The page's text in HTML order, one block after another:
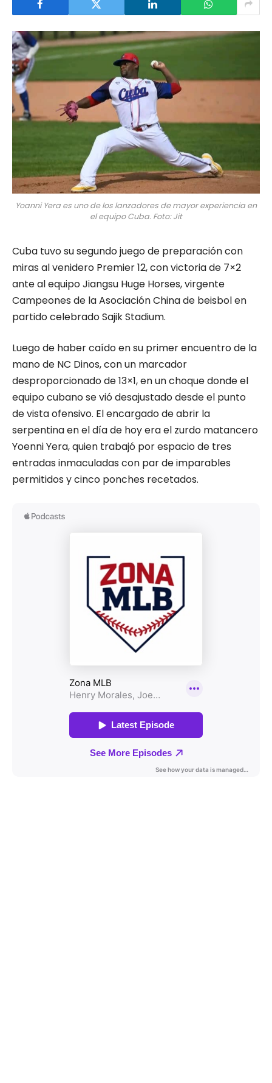
Yoanni Yera es uno de los lanzadores de mayor experiencia en
el equipo Cuba. Foto: Jit
Cuba tuvo su segundo juego de preparación con
miras al venidero Premier 12, con victoria de 7×2
ante al equipo Jiangsu Huge Horses, virgente
Campeones de la Asociación China de beisbol en
partido celebrado Sajik Stadium.
Luego de haber caído en su primer encuentro de la
mano de NC Dinos, con un marcador
desproporcionado de 13×1, en un choque donde el
equipo cubano se vió desajustado desde el punto
de vista ofensivo. El encargado de abrir la
serpentina en el día de hoy era el zurdo matancero
Yoenni Yera, quien trabajó por espacio de tres
entradas inmaculadas con par de imparables
permitidos y cinco ponches recetados.